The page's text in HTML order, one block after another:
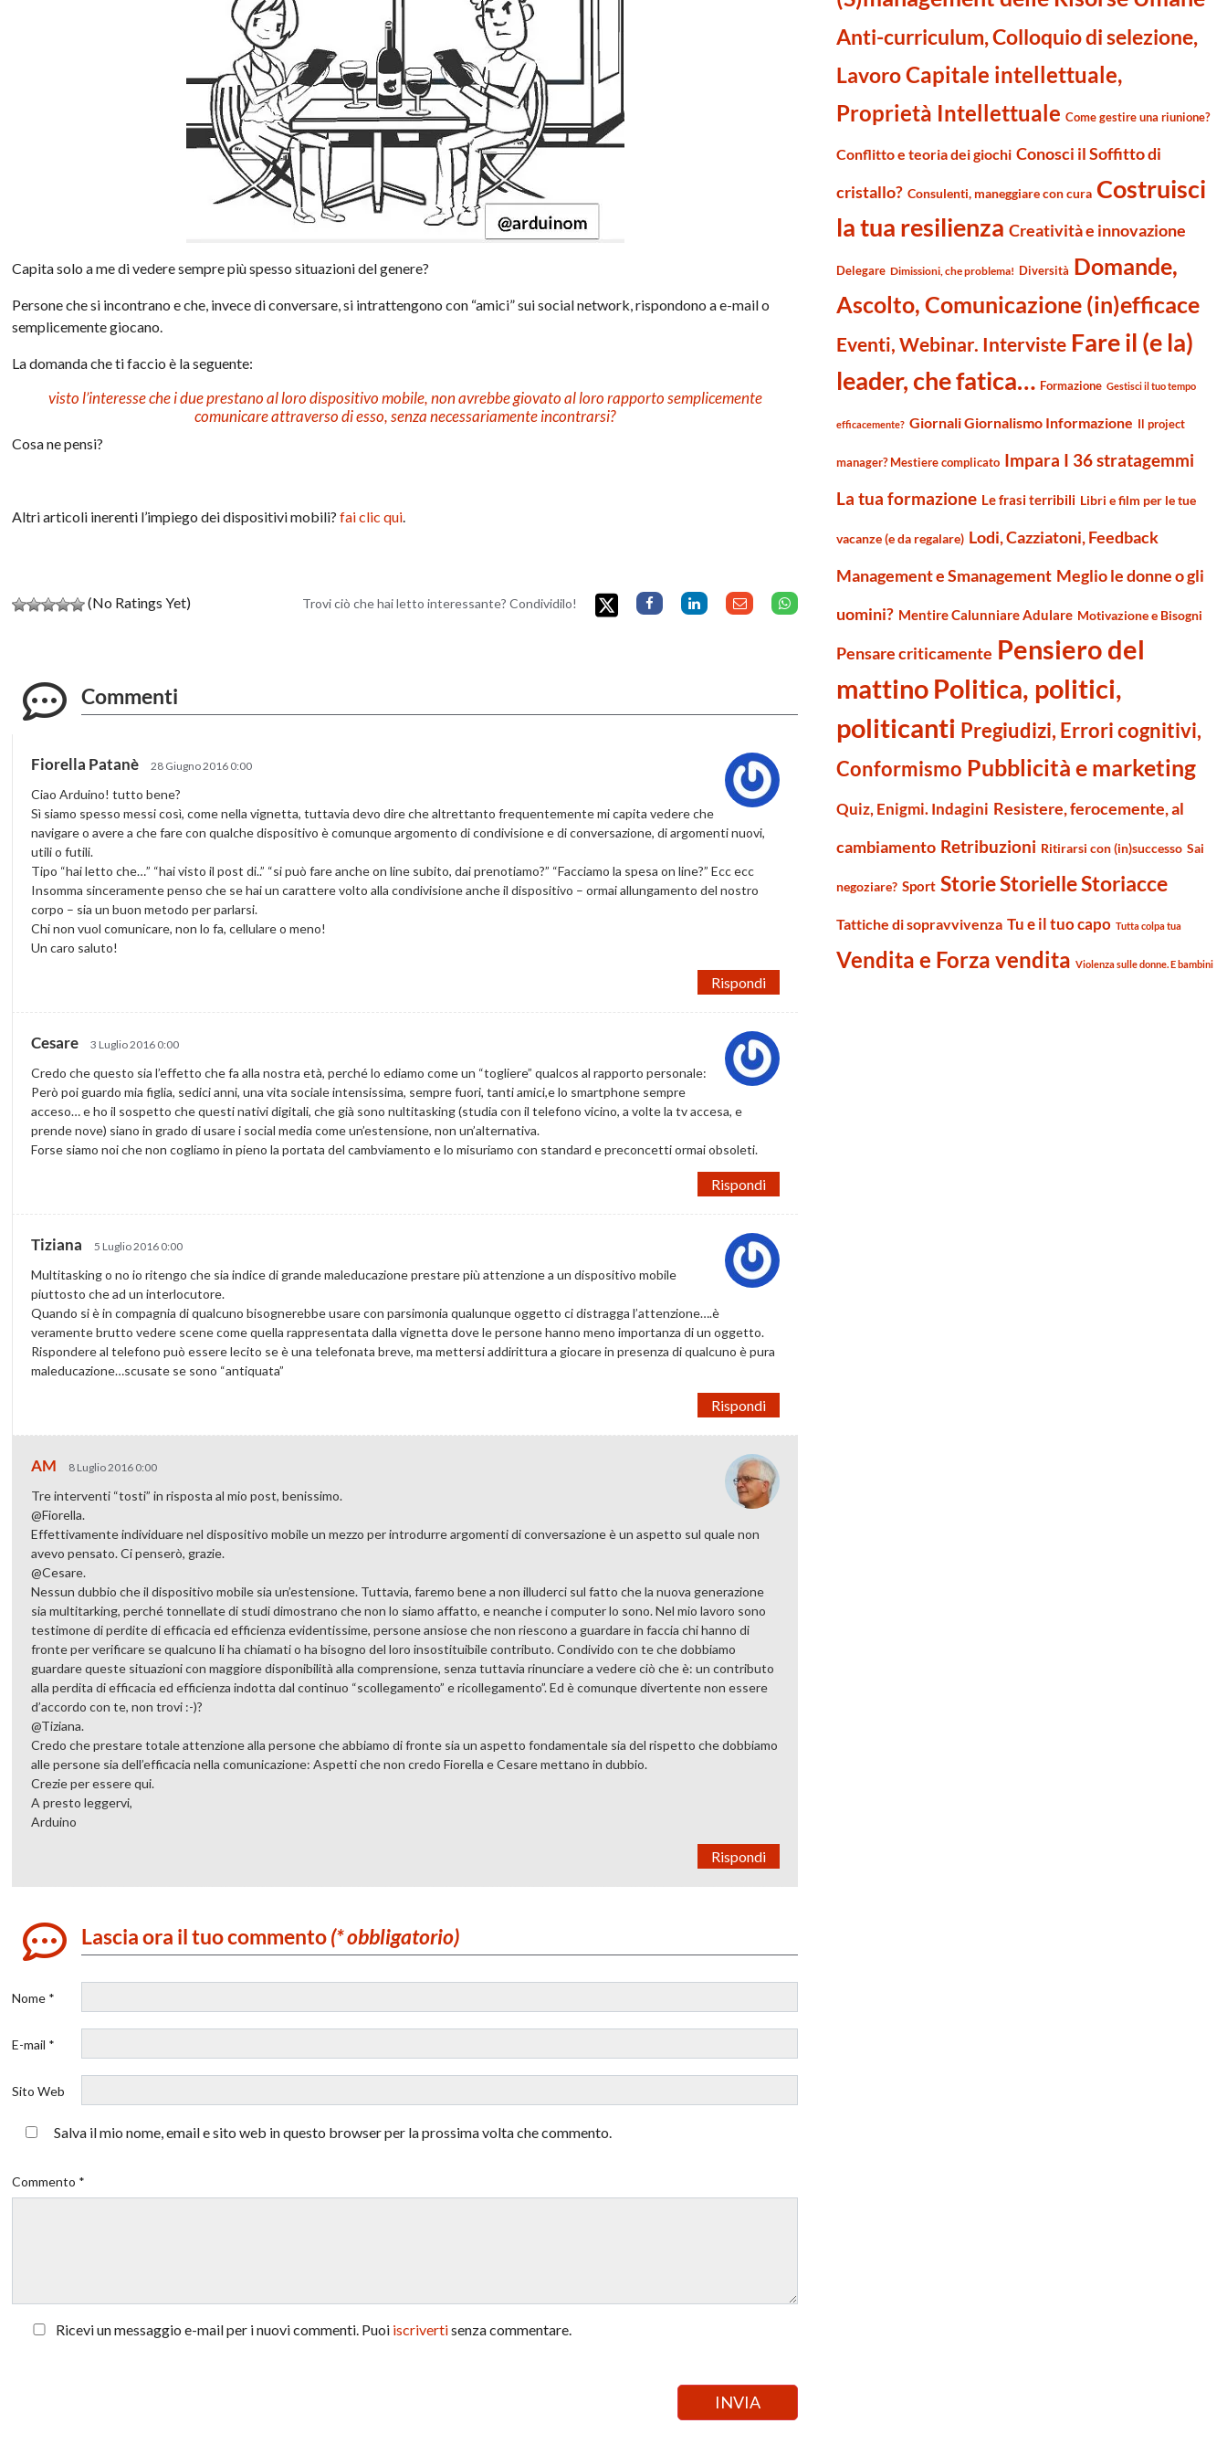
Capita solo a me di vedere sempre più spesso situazioni del genere?
Persone che si incontrano e che, invece di conversare, si intrattengono con “amici” sui social network, rispondono a e-mail o
semplicemente giocano.
La domanda che ti faccio è la seguente:
visto l’interesse che i due prestano al loro dispositivo mobile, non avrebbe giovato al loro rapporto semplicemente
comunicare attraverso di esso, senza necessariamente incontrarsi?
Cosa ne pensi?
Altri articoli inerenti l’impiego dei dispositivi mobili?fai clic qui.
(No Ratings Yet) Trovi ciò che hai letto interessante? Condividilo!
Commenti
Fiorella Patanè 28 Giugno 2016 0:00
Ciao Arduino! tutto bene?
Sì siamo spesso messi così, come nella vignetta, tuttavia devo dire che altrettanto frequentemente mi capita vedere che
navigare o avere a che fare con qualche dispositivo è comunque argomento di condivisione e di conversazione, di argomenti nuovi,
utili o futili.
Tipo “hai letto che…” “hai visto il post di..” “si può fare anche on line subito, dai prenotiamo?” “Facciamo la spesa on line?” Ecc ecc
Insomma sinceramente penso che se hai un carattere volto alla condivisione anche il dispositivo – ormai allungamento del nostro
corpo – sia un buon metodo per parlarsi.
Chi non vuol comunicare, non lo fa, cellulare o meno!
Un caro saluto!
Rispondi
Cesare 3 Luglio 2016 0:00
Credo che questo sia l’effetto che fa alla nostra età, perché lo ediamo come un “togliere” qualcos al rapporto personale:
Però poi guardo mia figlia, sedici anni, una vita sociale intensissima, sempre fuori, tanti amici,e lo smartphone sempre
acceso… e ho il sospetto che questi nativi digitali, che già sono nultitasking (studia con il telefono vicino, a volte la tv accesa, e
prende nove) siano in grado di usare i social media come un’estensione, non un’alternativa.
Forse siamo noi che non cogliamo in pieno la portata del cambviamento e lo misuriamo con standard e preconcetti ormai obsoleti.
Rispondi
Tiziana 5 Luglio 2016 0:00
Multitasking o no io ritengo che sia indice di grande maleducazione prestare più attenzione a un dispositivo mobile
piuttosto che ad un interlocutore.
Quando si è in compagnia di qualcuno bisognerebbe usare con parsimonia qualunque oggetto ci distragga l’attenzione….è
veramente brutto vedere scene come quella rappresentata dalla vignetta dove le persone hanno meno importanza di un oggetto.
Rispondere al telefono può essere lecito se è una telefonata breve, ma mettersi addirittura a giocare in presenza di qualcuno è pura
maleducazione…scusate se sono “antiquata”
Rispondi
AM 8 Luglio 2016 0:00
Tre interventi “tosti” in risposta al mio post, benissimo.
@Fiorella.
Effettivamente individuare nel dispositivo mobile un mezzo per introdurre argomenti di conversazione è un aspetto sul quale non
avevo pensato. Ci penserò, grazie.
@Cesare.
Nessun dubbio che il dispositivo mobile sia un’estensione. Tuttavia, faremo bene a non illuderci sul fatto che la nuova generazione
sia multitarking, perché tonnellate di studi dimostrano che non lo siamo affatto, e neanche i computer lo sono. Nel mio lavoro sono
testimone di perdite di efficacia ed efficienza evidentissime, persone ansiose che non riescono a guardare in faccia chi hanno di
fronte per verificare se qualcuno li ha chiamati o ha bisogno del loro insostituibile contributo. Condivido con te che dobbiamo
guardare queste situazioni con maggiore disponibilità alla comprensione, senza tuttavia rinunciare a vedere ciò che è: un contributo
alla perdita di efficacia ed efficienza indotta dal continuo “scollegamento” e ricollegamento”. Ed è comunque divertente non essere
d’accordo con te, non trovi :-)?
@Tiziana.
Credo che prestare totale attenzione alla persone che abbiamo di fronte sia un aspetto fondamentale sia del rispetto che dobbiamo
alle persone sia dell’efficacia nella comunicazione: Aspetti che non credo Fiorella e Cesare mettano in dubbio.
Crezie per essere qui.
A presto leggervi,
Arduino
Rispondi
Lascia ora il tuo commento(* obbligatorio)
Nome *
E-mail *
Sito Web
Salva il mio nome, email e sito web in questo browser per la prossima volta che commento.
Commento *
Ricevi un messaggio e-mail per i nuovi commenti. Puoi iscrivertisenza commentare.
Anti-curriculum, Colloquio di selezione,
LavoroCapitale intellettuale,
Proprietà Intellettuale Come gestire una riunione?
Conflitto e teoria dei giochi Conosci il Soffitto di
cristallo? Consulenti, maneggiare con cura Costruisci
la tua resilienza Creatività e innovazione
Delegare Dimissioni, che problema! Diversità Domande,
Ascolto, Comunicazione (in)efficace
Eventi, Webinar. Interviste Fare il (e la)
leader, che fatica… Formazione Gestisci il tuo tempo
efficacemente? Giornali Giornalismo Informazione Il project
manager? Mestiere complicato Impara I 36 stratagemmi
La tua formazione Le frasi terribili Libri e film per le tue
vacanze (e da regalare) Lodi, Cazziatoni, Feedback
Management e Smanagement Meglio le donne o gli
uomini? Mentire Calunniare Adulare Motivazione e Bisogni
Pensare criticamente Pensiero del
mattino Politica, politici,
politicanti Pregiudizi, Errori cognitivi,
Conformismo Pubblicità e marketing
Quiz, Enigmi. Indagini Resistere, ferocemente, al
cambiamento Retribuzioni Ritirarsi con (in)successo Sai
negoziare? Sport Storie Storielle Storiacce
Tattiche di sopravvivenza Tu e il tuo capo Tutta colpa tua
Vendita e Forza vendita Violenza sulle donne. E bambini